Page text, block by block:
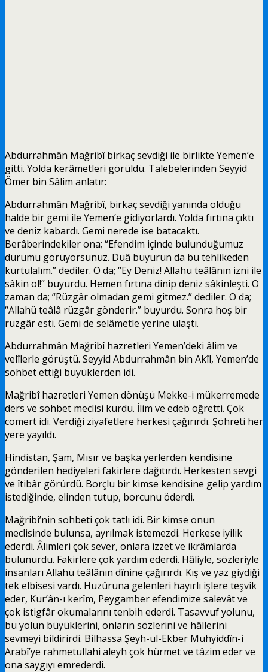
Abdurrahmân Mağribî birkaç sevdiği ile birlikte Yemen’e
gitti. Yolda kerâmetleri görüldü. Talebelerinden Seyyid
Ömer bin Sâlim anlatır:
Abdurrahmân Mağribî, birkaç sevdiği yanında olduğu
halde bir gemi ile Yemen’e gidiyorlardı. Yolda fırtına çıktı
ve deniz kabardı. Gemi nerede ise batacaktı.
Berâberindekiler ona; “Efendim içinde bulunduğumuz
durumu görüyorsunuz. Duâ buyurun da bu tehlikeden
kurtulalım.” dediler. O da; “Ey Deniz! Allahü teâlânın izni ile
sâkin ol!” buyurdu. Hemen fırtına dinip deniz sâkinleşti. O
zaman da; “Rüzgâr olmadan gemi gitmez.” dediler. O da;
“Allahü teâlâ rüzgâr gönderir.” buyurdu. Sonra hoş bir
rüzgâr esti. Gemi de selâmetle yerine ulaştı.
Abdurrahmân Mağribî hazretleri Yemen’deki âlim ve
velîlerle görüştü. Seyyid Abdurrahmân bin Akîl, Yemen’de
sohbet ettiği büyüklerden idi.
Mağribî hazretleri Yemen dönüşü Mekke-i mükerremede
ders ve sohbet meclisi kurdu. İlim ve edeb öğretti. Çok
cömert idi. Verdiği ziyafetlere herkesi çağırırdı. Şöhreti her
yere yayıldı.
Hindistan, Şam, Mısır ve başka yerlerden kendisine
gönderilen hediyeleri fakirlere dağıtırdı. Herkesten sevgi
ve îtibâr görürdü. Borçlu bir kimse kendisine gelip yardım
istediğinde, elinden tutup, borcunu öderdi.
Mağribî’nin sohbeti çok tatlı idi. Bir kimse onun
meclisinde bulunsa, ayrılmak istemezdi. Herkese iyilik
ederdi. Âlimleri çok sever, onlara izzet ve ikrâmlarda
bulunurdu. Fakirlere çok yardım ederdi. Hâliyle, sözleriyle
insanları Allahü teâlânın dînine çağırırdı. Kış ve yaz giydiği
tek elbisesi vardı. Huzûruna gelenleri hayırlı işlere teşvik
eder, Kur’ân-ı kerîm, Peygamber efendimize salevât ve
çok istigfâr okumalarını tenbih ederdi. Tasavvuf yolunu,
bu yolun büyüklerini, onların sözlerini ve hâllerini
sevmeyi bildirirdi. Bilhassa Şeyh-ul-Ekber Muhyiddîn-i
Arabî’ye rahmetullahi aleyh çok hürmet ve tâzim eder ve
ona saygıyı emrederdi.